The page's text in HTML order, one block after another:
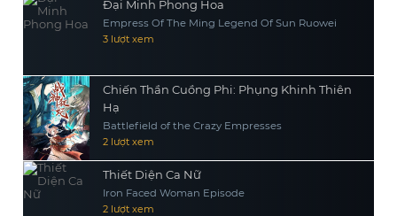
Đại Minh Phong Hoa
Empress Of The Ming Legend Of Sun Ruowei
3 lượt xem
Chiến Thần Cuồng Phi: Phụng Khinh Thiên
Hạ
Battlefield of the Crazy Empresses
2 lượt xem
Thiết Diện Ca Nữ
Iron Faced Woman Episode
2 lượt xem